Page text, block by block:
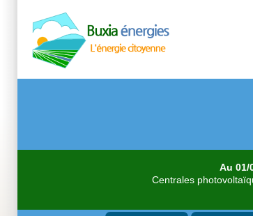
contenu
principal
Au 01/
Centrales